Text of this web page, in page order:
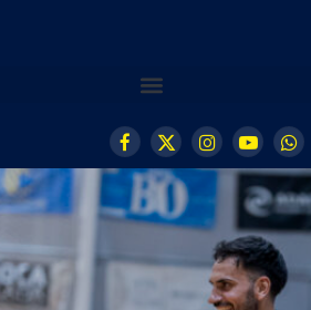
Facebook
X
(Twitter)
Instagram
YouTube